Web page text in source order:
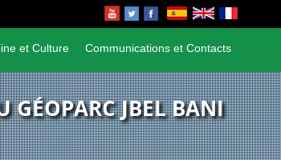
et Culture Communications et Contacts
GÉOPARC JBEL BANI